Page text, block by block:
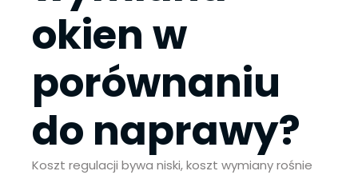
okien w
porównaniu
do naprawy?
Koszt regulacji bywa niski, koszt wymiany rośnie